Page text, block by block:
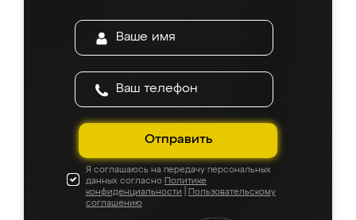
Отправить
Я соглашаюсь на передачу персональных
данных согласно Политике
конфиденциальности
Пользовательскому
соглашению